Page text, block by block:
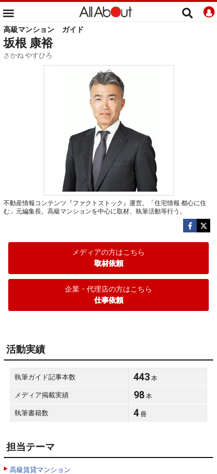
高級マンション ガイド
坂根 康裕
さかね やすひろ
不動産情報コンテンツ『ファクトストック』運営。「住宅情報 都心に住
む」元編集長。高級マンションを中心に取材、執筆活動等行う。
メディアの方はこちら
取材依頼
企業・代理店の方はこちら
仕事依頼
活動実績
執筆ガイド記事本数 443 本
メディア掲載実績 98 本
執筆書籍数 4 冊
担当テーマ
高級賃貸マンション